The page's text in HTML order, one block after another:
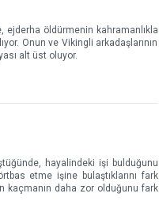
ejderha öldürmenin kahramanlıkla
Onun ve Vikingli arkadaşlarının
alt üst oluyor.
hayalindeki işi bulduğunu
etme işine bulaştıklarını fark
kaçmanın daha zor olduğunu fark